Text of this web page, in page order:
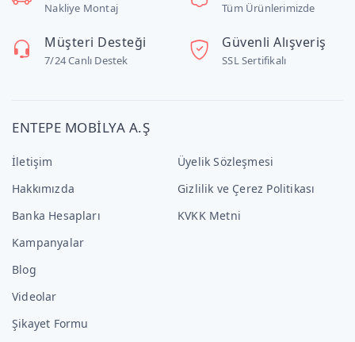
Nakliye Montaj Tüm Ürünlerimizde
Müşteri Desteği
7/24 Canlı Destek
Güvenli Alışveriş
SSL Sertifikalı
ENTEPE MOBİLYA A.Ş
İletişim
Hakkımızda
Banka Hesapları
Kampanyalar
Blog
Videolar
Şikayet Formu
Üyelik Sözleşmesi
Gizlilik ve Çerez Politikası
KVKK Metni